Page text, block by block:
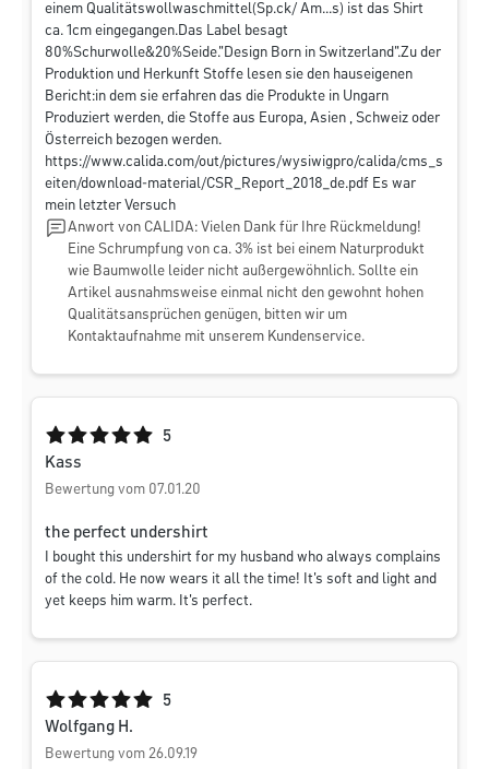
einem Qualitätswollwaschmittel(Sp.ck/ Am...s) ist das Shirt
ca. 1cm eingegangen.Das Label besagt
80%Schurwolle&20%Seide."Design Born in Switzerland".Zu der
Produktion und Herkunft Stoffe lesen sie den hauseigenen
Bericht:in dem sie erfahren das die Produkte in Ungarn
Produziert werden, die Stoffe aus Europa, Asien , Schweiz oder
Österreich bezogen werden.
https://www.calida.com/out/pictures/wysiwigpro/calida/cms_s
eiten/download-material/CSR_Report_2018_de.pdf Es war
mein letzter Versuch
Anwort von CALIDA: Vielen Dank für Ihre Rückmeldung!
Eine Schrumpfung von ca. 3% ist bei einem Naturprodukt
wie Baumwolle leider nicht außergewöhnlich. Sollte ein
Artikel ausnahmsweise einmal nicht den gewohnt hohen
Qualitätsansprüchen genügen, bitten wir um
Kontaktaufnahme mit unserem Kundenservice.
Durchschnittliche Bewertung von 5 von 5 Sternen
5
Kass
Bewertung vom 07.01.20
the perfect undershirt
I bought this undershirt for my husband who always complains
of the cold. He now wears it all the time! It's soft and light and
yet keeps him warm. It's perfect.
Durchschnittliche Bewertung von 5 von 5 Sternen
5
Wolfgang H.
Bewertung vom 26.09.19